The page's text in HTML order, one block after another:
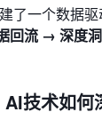
了一个数据驱
回流 → 深度
技术如何